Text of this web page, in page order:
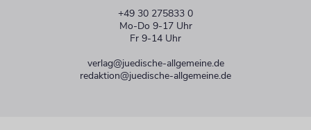
+49 30 275833 0
Mo-Do 9-17 Uhr
Fr 9-14 Uhr
verlag@juedische-allgemeine.de
redaktion@juedische-allgemeine.de